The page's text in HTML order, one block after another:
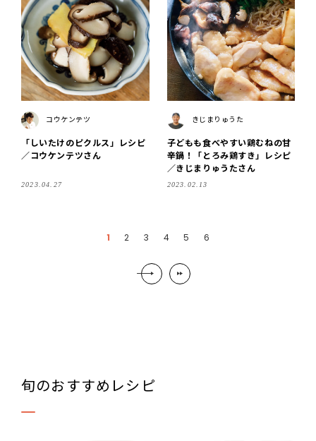
コウケンテツ
「しいたけのピクルス」レシピ
／コウケンテツさん
2023.04.27
きじまりゅうた
子どもも食べやすい鶏むねの甘
辛鍋！「とろみ鶏すき」レシピ
／きじまりゅうたさん
2023.02.13
1 2 3 4 5 6
旬のおすすめレシピ